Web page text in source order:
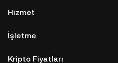
Hizmet
İşletme
Kripto Fiyatları